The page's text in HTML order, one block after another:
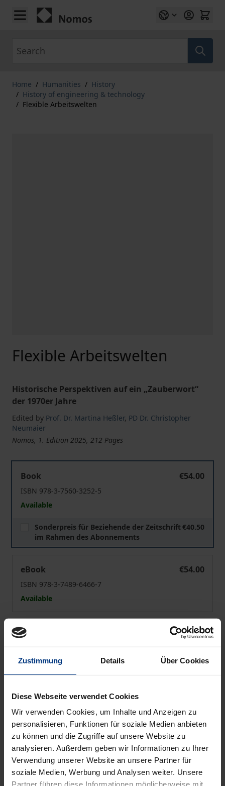
Zustimmung Details Über Cookies
Diese Webseite verwendet Cookies
Wir verwenden Cookies, um Inhalte und Anzeigen zu
personalisieren, Funktionen für soziale Medien anbieten
zu können und die Zugriffe auf unsere Website zu
analysieren. Außerdem geben wir Informationen zu Ihrer
Verwendung unserer Website an unsere Partner für
soziale Medien, Werbung und Analysen weiter. Unsere
Partner führen diese Informationen möglicherweise mit
Skip to Content
Home / Humanities / History
/ History of engineering & technology
/ Flexible Arbeitswelten
Flexible Arbeitswelten
Historische Perspektiven auf ein „Zauberwort“
der 1970er Jahre
Edited by Prof. Dr. Martina Heßler, PD Dr. Christopher
Neumaier
Nomos, 1. Edition 2025, 212 Pages
Book
€54.00
ISBN 978-3-7560-3252-5
Available
Sonderpreis für Beziehende der Zeitschrift
im Rahmen des Abonnements
€40.50
eBook
€54.00
ISBN 978-3-7489-6466-7
Available
Prices include VAT. Depending on the delivery address, VAT
Delivery cost notice
Description
Flexibilität galt in den 1970er und 1980er Jahren als